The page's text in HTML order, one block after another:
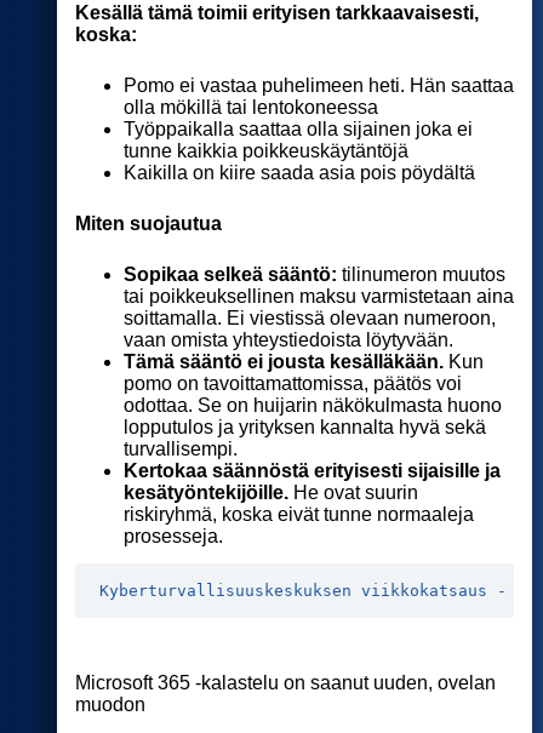
Kesällä tämä toimii erityisen tarkkaavaisesti,
koska:
Pomo ei vastaa puhelimeen heti. Hän saattaa
olla mökillä tai lentokoneessa
Työppaikalla saattaa olla sijainen joka ei
tunne kaikkia poikkeuskäytäntöjä
Kaikilla on kiire saada asia pois pöydältä
Miten suojautua
Sopikaa selkeä sääntö: tilinumeron muutos
tai poikkeuksellinen maksu varmistetaan aina
soittamalla. Ei viestissä olevaan numeroon,
vaan omista yhteystiedoista löytyvään.
Tämä sääntö ei jousta kesälläkään.Kun
pomo on tavoittamattomissa, päätös voi
odottaa. Se on huijarin näkökulmasta huono
lopputulos ja yrityksen kannalta hyvä sekä
turvallisempi.
Kertokaa säännöstä erityisesti sijaisille ja
kesätyöntekijöille.He ovat suurin
riskiryhmä, koska eivät tunne normaaleja
prosesseja.
Kyberturvallisuuskeskuksen viikkokatsaus - 21/
Microsoft 365 -kalastelu on saanut uuden, ovelan
muodon